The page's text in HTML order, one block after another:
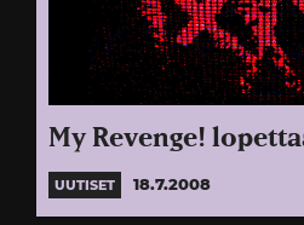
My Revenge!
UUTISET 18.7.2008